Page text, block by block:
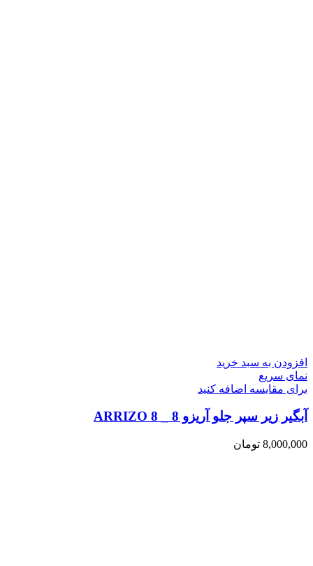
افزودن به سبد خرید
نمای سریع
برای مقایسه اضافه کنید
آبگیر زیر سپر جلو آریزو 8 _ ARRIZO 8
8,000,000 تومان